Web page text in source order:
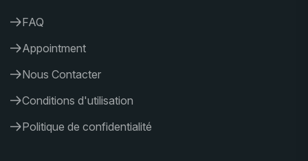
FAQ
Appointment
Nous Contacter
Conditions d'utilisation
Politique de confidentialité